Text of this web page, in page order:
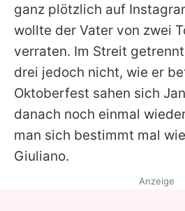
ganz plötzlich auf
wollte der Vater von zwei
verraten. Im Streit
drei jedoch nicht, wie er
Oktoberfest sahen sich
danach noch einmal
man sich bestimmt mal
Giuliano.
Anzeige